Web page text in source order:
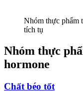
Nhóm thực phẩm
tích tụ
Nhóm thực
hormone
Chất béo tốt